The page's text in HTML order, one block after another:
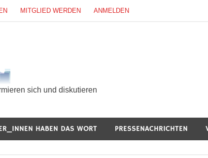
MITGLIED WERDEN ANMELDEN
sich und diskutieren
HABEN DAS WORT PRESSENACHRICHTEN